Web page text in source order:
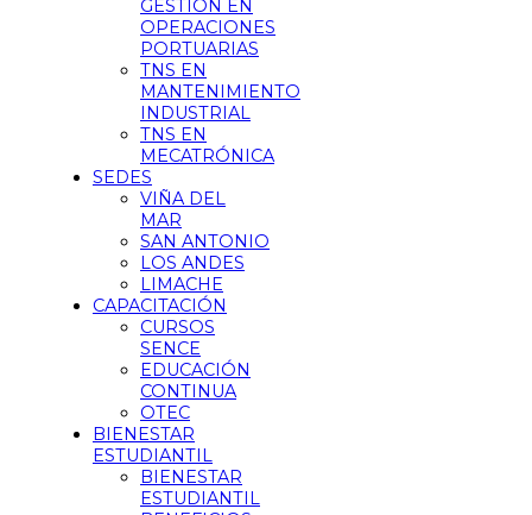
GESTIÓN EN
OPERACIONES
PORTUARIAS
TNS EN
MANTENIMIENTO
INDUSTRIAL
TNS EN
MECATRÓNICA
SEDES
VIÑA DEL
MAR
SAN ANTONIO
LOS ANDES
LIMACHE
CAPACITACIÓN
CURSOS
SENCE
EDUCACIÓN
CONTINUA
OTEC
BIENESTAR
ESTUDIANTIL
BIENESTAR
ESTUDIANTIL